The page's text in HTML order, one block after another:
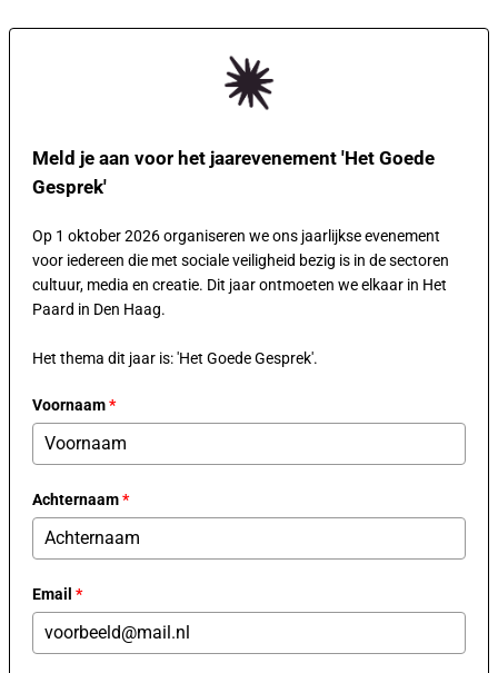
Meld je aan voor het jaarevenement 'Het Goede
Gesprek'
Op 1 oktober 2026 organiseren we ons jaarlijkse evenement
voor iedereen die met sociale veiligheid bezig is in de sectoren
cultuur, media en creatie. Dit jaar ontmoeten we elkaar in Het
Paard in Den Haag.
Het thema dit jaar is: 'Het Goede Gesprek'.
Voornaam*
Achternaam*
Email *